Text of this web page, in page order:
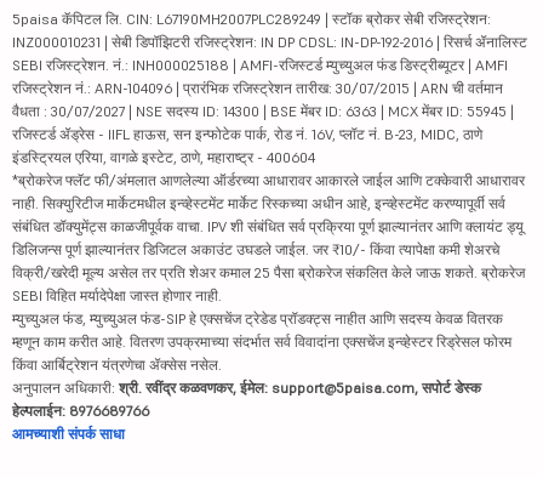
5paisa कॅपिटल लि. CIN: L67190MH2007PLC289249 | स्टॉक ब्रोकर सेबी रजिस्ट्रेशन:
INZ000010231 | सेबी डिपॉझिटरी रजिस्ट्रेशन: IN DP CDSL: IN-DP-192-2016 | रिसर्च ॲनालिस्ट
SEBI रजिस्ट्रेशन. नं.: INH000025188 | AMFI-रजिस्टर्ड म्युच्युअल फंड डिस्ट्रीब्यूटर | AMFI
रजिस्ट्रेशन नं.: ARN-104096 | प्रारंभिक रजिस्ट्रेशन तारीख: 30/07/2015 | ARN ची वर्तमान
वैधता : 30/07/2027 | NSE सदस्य ID: 14300 | BSE मेंबर ID: 6363 | MCX मेंबर ID: 55945 |
रजिस्टर्ड ॲड्रेस - IIFL हाऊस, सन इन्फोटेक पार्क, रोड नं. 16V, प्लॉट नं. B-23, MIDC, ठाणे
इंडस्ट्रियल एरिया, वागळे इस्टेट, ठाणे, महाराष्ट्र - 400604
*ब्रोकरेज फ्लॅट फी/अंमलात आणलेल्या ऑर्डरच्या आधारावर आकारले जाईल आणि टक्केवारी आधारावर
नाही. सिक्युरिटीज मार्केटमधील इन्व्हेस्टमेंट मार्केट रिस्कच्या अधीन आहे, इन्व्हेस्टमेंट करण्यापूर्वी सर्व
संबंधित डॉक्युमेंट्स काळजीपूर्वक वाचा. IPV शी संबंधित सर्व प्रक्रिया पूर्ण झाल्यानंतर आणि क्लायंट ड्यू
डिलिजन्स पूर्ण झाल्यानंतर डिजिटल अकाउंट उघडले जाईल. जर ₹10/- किंवा त्यापेक्षा कमी शेअरचे
विक्री/खरेदी मूल्य असेल तर प्रति शेअर कमाल 25 पैसा ब्रोकरेज संकलित केले जाऊ शकते. ब्रोकरेज
SEBI विहित मर्यादेपेक्षा जास्त होणार नाही.
म्युच्युअल फंड, म्युच्युअल फंड-SIP हे एक्सचेंज ट्रेडेड प्रॉडक्ट्स नाहीत आणि सदस्य केवळ वितरक
म्हणून काम करीत आहे. वितरण उपक्रमाच्या संदर्भात सर्व विवादांना एक्सचेंज इन्व्हेस्टर रिड्रेसल फोरम
किंवा आर्बिट्रेशन यंत्रणेचा ॲक्सेस नसेल.
अनुपालन अधिकारी: श्री. रवींद्र कळवणकर, ईमेल: support@5paisa.com, सपोर्ट डेस्क
हेल्पलाईन: 8976689766
आमच्याशी संपर्क साधा